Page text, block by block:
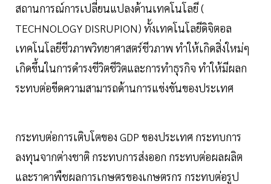
สถานการณ์การเปลี่ยนแปลงด้านเทคโนโลยี (
TECHNOLOGY DISRUPION) ทั้งเทคโนโลยีดิจิตอล
เทคโนโลยีชีวภาพวิทยาศาสตร์ชีวภาพ ทำให้เกิดสิ่งใหม่ๆ
เกิดขึ้นในการดำรงชีวิตชีวิตและการทำธุรกิจ ทำให้มีผลก
ระทบต่อขีดความสามารถด้านการแข่งขันของประเทศ
กระทบต่อการเติบโตของ GDP ของประเทศ กระทบการ
ลงทุนจากต่างชาติ กระทบการส่งออก กระทบต่อผลผลิต
และราคาพืชผลการเกษตรของเกษตรกร กระทบต่อรูป